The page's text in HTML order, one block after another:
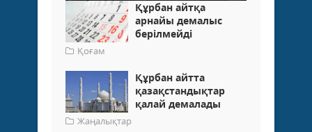
Құрбан айтқа
арнайы демалыс
берілмейді
Қоғам
Құрбан айтта
қазақстандықтар
қалай демалады
Жаңалықтар